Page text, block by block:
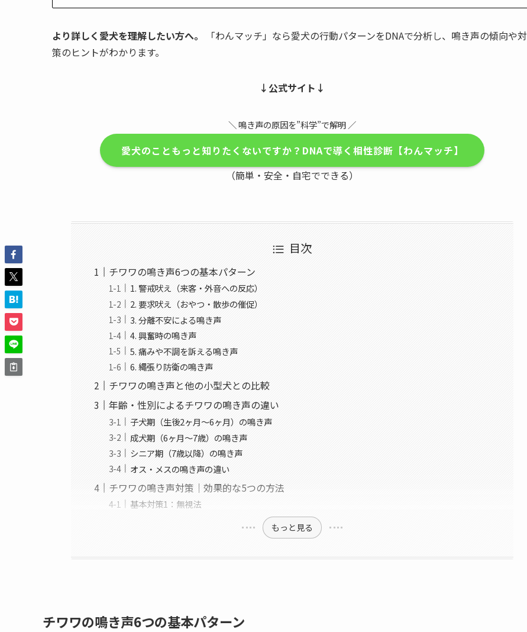
より詳しく愛犬を理解したい方へ。
「わんマッチ」なら愛犬の行動パターンをDNAで分析し、鳴き声の傾向や対
策のヒントがわかります。
↓公式サイト↓
＼ 鳴き声の原因を”科学”で解明 ／
愛犬のこともっと知りたくないですか？DNAで導く相性診断【わんマッチ】
（簡単・安全・自宅でできる）
目次
チワワの鳴き声6つの基本パターン
1. 警戒吠え（来客・外音への反応）
2. 要求吠え（おやつ・散歩の催促）
3. 分離不安による鳴き声
4. 興奮時の鳴き声
5. 痛みや不調を訴える鳴き声
6. 縄張り防衛の鳴き声
チワワの鳴き声と他の小型犬との比較
年齢・性別によるチワワの鳴き声の違い
子犬期（生後2ヶ月〜6ヶ月）の鳴き声
成犬期（6ヶ月〜7歳）の鳴き声
シニア期（7歳以降）の鳴き声
オス・メスの鳴き声の違い
チワワの鳴き声対策｜効果的な5つの方法
基本対策1：無視法
もっと見る
チワワの鳴き声6つの基本パターン